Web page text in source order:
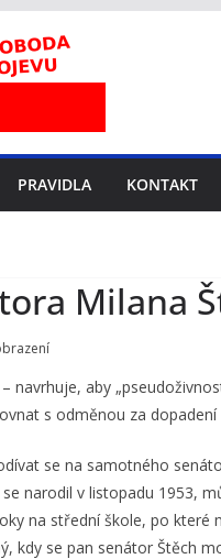
PRAVIDLA KONTAKT
Milana
navrhuje, aby
s odměnou za
se na samotného
narodil v listopadu 1953,
na střední škole, po
kdy se pan senátor Štěch